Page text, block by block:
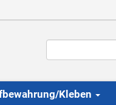
Kleben